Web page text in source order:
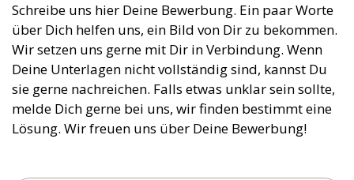
Schreibe uns hier Deine Bewerbung. Ein paar Worte
über Dich helfen uns, ein Bild von Dir zu bekommen.
Wir setzen uns gerne mit Dir in Verbindung. Wenn
Deine Unterlagen nicht vollständig sind, kannst Du
sie gerne nachreichen. Falls etwas unklar sein sollte,
melde Dich gerne bei uns, wir finden bestimmt eine
Lösung. Wir freuen uns über Deine Bewerbung!